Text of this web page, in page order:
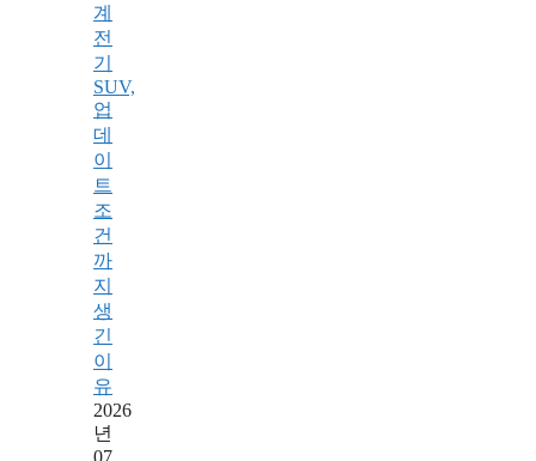
계
전
기
SUV,
업
데
이
트
조
건
까
지
생
긴
이
유
2026
년
07